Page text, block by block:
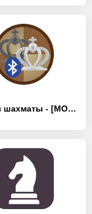
блютуз шахматы - [MOD Бесконечные монеты]